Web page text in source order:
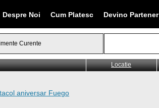
Despre Noi Cum Platesc Devino Partener
Curente
Eveniment Locatie
aniversar Fuego